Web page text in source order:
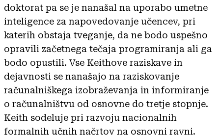
doktorat pa se je nanašal na uporabo umetne
inteligence za napovedovanje učencev, pri
katerih obstaja tveganje, da ne bodo uspešno
opravili začetnega tečaja programiranja ali ga
bodo opustili. Vse Keithove raziskave in
dejavnosti se nanašajo na raziskovanje
računalniškega izobraževanja in informiranje
o računalništvu od osnovne do tretje stopnje.
Keith sodeluje pri razvoju nacionalnih
formalnih učnih načrtov na osnovni ravni.